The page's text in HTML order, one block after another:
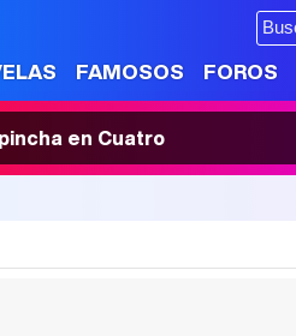
FAMOSOS FOROS
en Cuatro